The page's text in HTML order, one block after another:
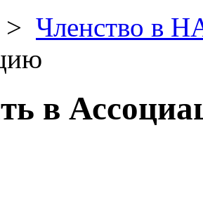
> Членство в
в